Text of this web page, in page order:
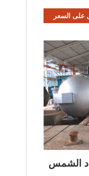
على السعر
الشمس